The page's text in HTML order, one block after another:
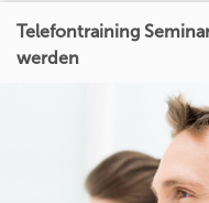
Telefontraining
werden